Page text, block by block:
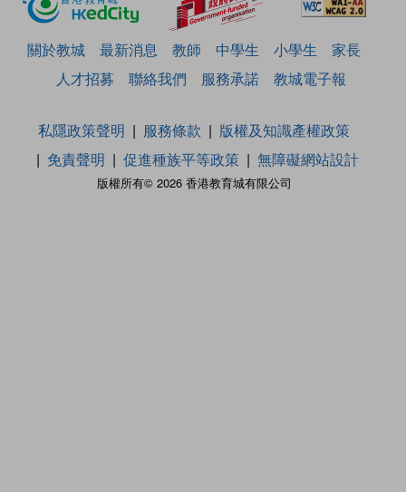
關於教城 最新消息 教師 中學生 小學生
家長
人才招募
聯絡我們 服務承諾 教城電子報
版權所有© 2026 香港教育城有限公司
私隱政策聲明 服務條款
版權及知識產權政策
免責聲明
促進種族平等政策 無障礙網站設計